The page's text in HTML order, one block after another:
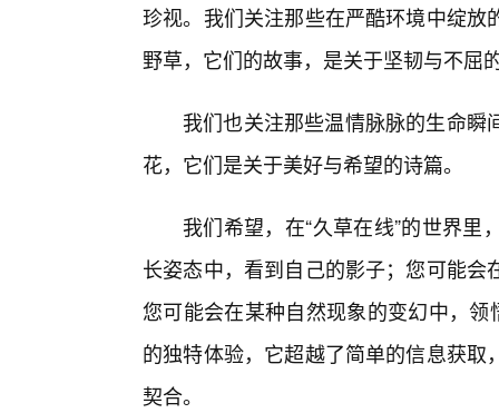
珍视。我们关注那些在严酷环境中绽
野草，它们的故事，是关于坚韧与不屈
我们也关注那些温情脉脉的生命
花，它们是关于美好与希望的诗篇。
我们希望，在“久草在线”的世界
长姿态中，看到自己的影子；您可能
您可能会在某种自然现象的变幻中，
的独特体验，它超越了简单的信息获
契合。